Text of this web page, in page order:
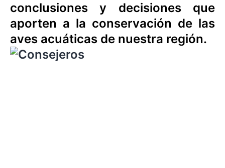
conclusiones y decisiones que
aporten a la conservación de las
aves acuáticas de nuestra región.